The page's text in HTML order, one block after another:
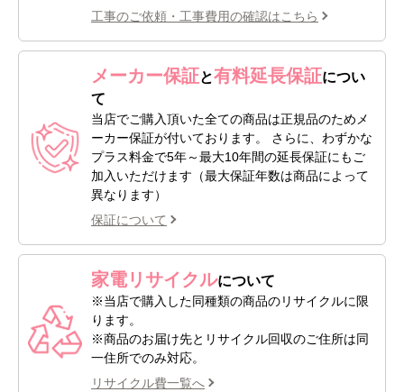
工事のご依頼・工事費用の確認はこちら
メーカー保証と有料延長保証につい
て
当店でご購入頂いた全ての商品は正規品のためメ
ーカー保証が付いております。 さらに、わずかな
プラス料金で5年～最大10年間の延長保証にもご
加入いただけます（最大保証年数は商品によって
異なります）
保証について
家電リサイクルについて
※当店で購入した同種類の商品のリサイクルに限
ります。
※商品のお届け先とリサイクル回収のご住所は同
一住所でのみ対応。
リサイクル費一覧へ